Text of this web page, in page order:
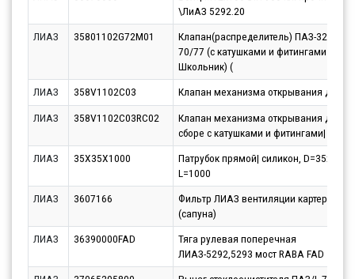
\ЛиАЗ 5292.20
ЛИАЗ
35801102G72M01
Клапан(распределитель) ПАЗ-32053-
70/77 (с катушками и фитингами 12В.
Школьник) (
ЛИАЗ
358V1102C03 Клапан механизма открывания двери
ЛИАЗ 358V1102C03RC02
Клапан механизма открывания двери
сборе с катушками и фитингами| 24В
ЛИАЗ
35X35X1000
Патрубок прямой| силикон, D=35x35,
L=1000
ЛИАЗ
3607166
Фильтр ЛИАЗ вентиляции картера
(сапуна)
ЛИАЗ
36390000FAD
Тяга рулевая поперечная
ЛИАЗ-5292,5293 мост RABA FAD